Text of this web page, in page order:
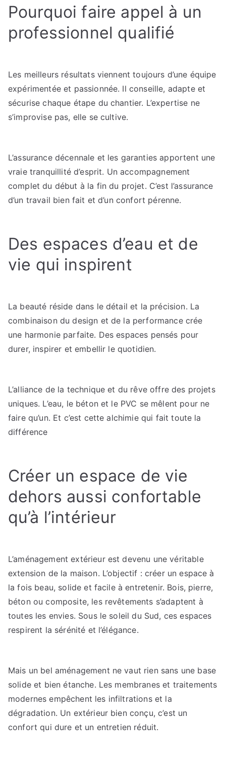
Pourquoi faire appel à un
professionnel qualifié
Les meilleurs résultats viennent toujours d’une équipe
expérimentée et passionnée. Il conseille, adapte et
sécurise chaque étape du chantier. L’expertise ne
s’improvise pas, elle se cultive.
L’assurance décennale et les garanties apportent une
vraie tranquillité d’esprit. Un accompagnement
complet du début à la fin du projet. C’est l’assurance
d’un travail bien fait et d’un confort pérenne.
Des espaces d’eau et de
vie qui inspirent
La beauté réside dans le détail et la précision. La
combinaison du design et de la performance crée
une harmonie parfaite. Des espaces pensés pour
durer, inspirer et embellir le quotidien.
L’alliance de la technique et du rêve offre des projets
uniques. L’eau, le béton et le PVC se mêlent pour ne
faire qu’un. Et c’est cette alchimie qui fait toute la
différence
Créer un espace de vie
dehors aussi confortable
qu’à l’intérieur
L’aménagement extérieur est devenu une véritable
extension de la maison. L’objectif : créer un espace à
la fois beau, solide et facile à entretenir. Bois, pierre,
béton ou composite, les revêtements s’adaptent à
toutes les envies. Sous le soleil du Sud, ces espaces
respirent la sérénité et l’élégance.
Mais un bel aménagement ne vaut rien sans une base
solide et bien étanche. Les membranes et traitements
modernes empêchent les infiltrations et la
dégradation. Un extérieur bien conçu, c’est un
confort qui dure et un entretien réduit.